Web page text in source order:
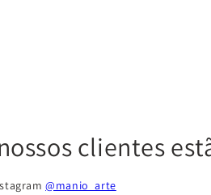
clientes
@manio_arte